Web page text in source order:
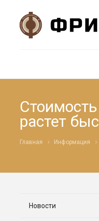
растет
Главная Информация
Новости